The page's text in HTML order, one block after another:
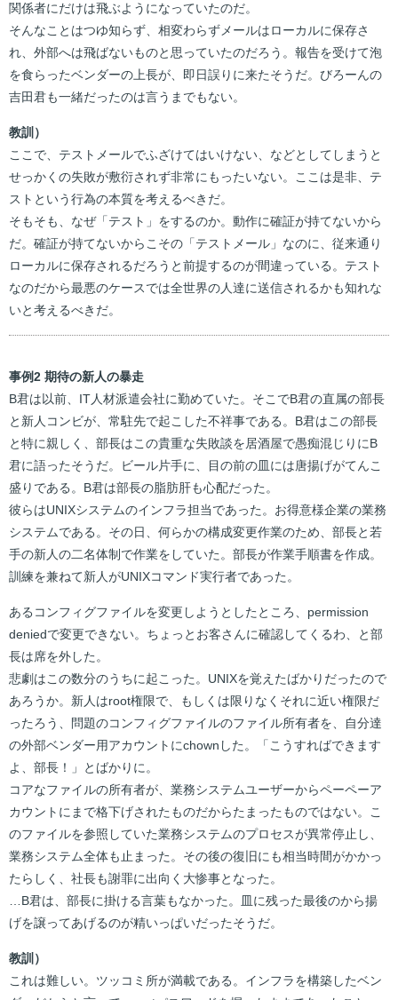
関係者にだけは飛ぶようになっていたのだ。
そんなことはつゆ知らず、相変わらずメールはローカルに保存さ
れ、外部へは飛ばないものと思っていたのだろう。報告を受けて泡
を食らったベンダーの上長が、即日誤りに来たそうだ。びろーんの
吉田君も一緒だったのは言うまでもない。
教訓）
ここで、テストメールでふざけてはいけない、などとしてしまうと
せっかくの失敗が敷衍されず非常にもったいない。ここは是非、テ
ストという行為の本質を考えるべきだ。
そもそも、なぜ「テスト」をするのか。動作に確証が持てないから
だ。確証が持てないからこその「テストメール」なのに、従来通り
ローカルに保存されるだろうと前提するのが間違っている。テスト
なのだから最悪のケースでは全世界の人達に送信されるかも知れな
いと考えるべきだ。
事例2 期待の新人の暴走
B君は以前、IT人材派遣会社に勤めていた。そこでB君の直属の部長
と新人コンビが、常駐先で起こした不祥事である。B君はこの部長
と特に親しく、部長はこの貴重な失敗談を居酒屋で愚痴混じりにB
君に語ったそうだ。ビール片手に、目の前の皿には唐揚げがてんこ
盛りである。B君は部長の脂肪肝も心配だった。
彼らはUNIXシステムのインフラ担当であった。お得意様企業の業務
システムである。その日、何らかの構成変更作業のため、部長と若
手の新人の二名体制で作業をしていた。部長が作業手順書を作成。
訓練を兼ねて新人がUNIXコマンド実行者であった。
あるコンフィグファイルを変更しようとしたところ、permission
deniedで変更できない。ちょっとお客さんに確認してくるわ、と部
長は席を外した。
悲劇はこの数分のうちに起こった。UNIXを覚えたばかりだったので
あろうか。新人はroot権限で、もしくは限りなくそれに近い権限だ
ったろう、問題のコンフィグファイルのファイル所有者を、自分達
の外部ベンダー用アカウントにchownした。「こうすればできます
よ、部長！」とばかりに。
コアなファイルの所有者が、業務システムユーザーからペーペーア
カウントにまで格下げされたものだからたまったものではない。こ
のファイルを参照していた業務システムのプロセスが異常停止し、
業務システム全体も止まった。その後の復旧にも相当時間がかかっ
たらしく、社長も謝罪に出向く大惨事となった。
…B君は、部長に掛ける言葉もなかった。皿に残った最後のから揚
げを譲ってあげるのが精いっぱいだったそうだ。
教訓）
これは難しい。ツッコミ所が満載である。インフラを構築したベン